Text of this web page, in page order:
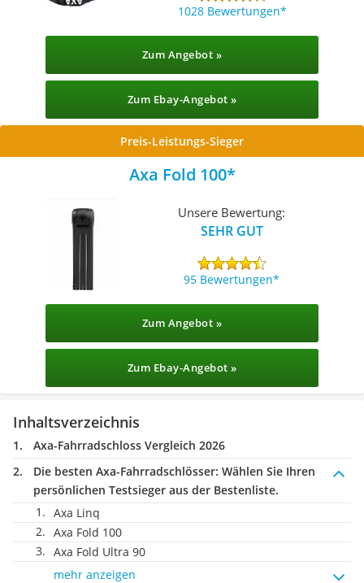
1028 Bewertungen
Zum Angebot »
Zum Ebay-Angebot »
Preis-Leistungs-Sieger
Axa Fold 100
Unsere Bewertung:
SEHR GUT
95 Bewertungen
Zum Angebot »
Zum Ebay-Angebot »
Inhaltsverzeichnis
Axa-Fahrradschloss Vergleich 2026
Die besten Axa-Fahrradschlösser: Wählen Sie Ihren
persönlichen Testsieger aus der Bestenliste.
Axa Linq
Axa Fold 100
Axa Fold Ultra 90
mehr anzeigen